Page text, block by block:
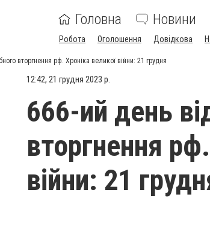
Головна Новини
Робота Оголошення Довідкова
вторгнення рф. Хроніка великої війни: 21 грудня
12:42, 21 грудня 2023 р.
666-ий день
вторгнення
війни: 21